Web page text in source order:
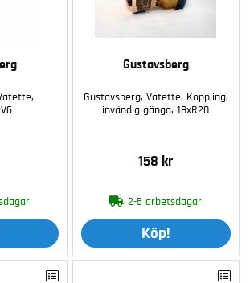
Gustavsberg
Gustavsberg, Vatette, Koppling,
invändig gänga, 18xR20
158 kr
2-5 arbetsdagar
Köp!